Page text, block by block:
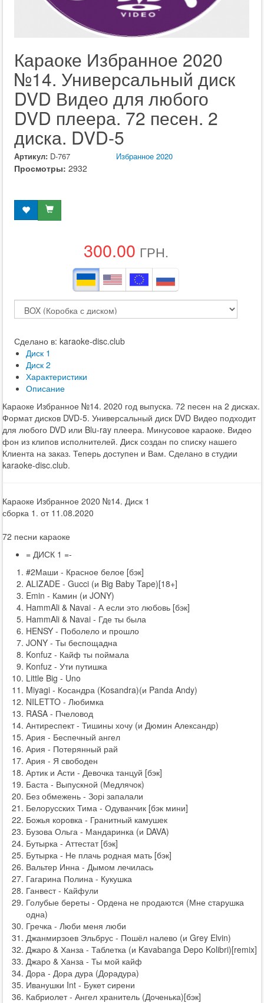
Караоке Избранное 2020
№14. Универсальный диск
DVD Видео для любого
DVD плеера. 72 песен. 2
диска. DVD-5
Артикул: D-767 Избранное 2020
Просмотры: 2932
300.00 ГРН.
Сделано в: karaoke-disc.club
Диск 1
Диск 2
Характеристики
Описание
Караоке Избранное №14. 2020 год выпуска. 72 песен на 2 дисках.
Формат дисков DVD-5. Универсальный диск DVD Видео подходит
для любого DVD или Blu-ray плеера. Минусовое караоке. Видео
фон из клипов исполнителей. Диск создан по списку нашего
Клиента на заказ. Теперь доступен и Вам. Сделано в студии
karaoke-disc.club.
Караоке Избранное 2020 №14. Диск 1
сборка 1. от 11.08.2020
72 песни караоке
= ДИСК 1 =-
#2Маши - Красное белое [бэк]
ALIZADE - Gucci (и Big Baby Tape)[18+]
Emin - Камин (и JONY)
HammAli & Navai - А если это любовь [бэк]
HammAli & Navai - Где ты была
HENSY - Поболело и прошло
JONY - Ты беспощадна
Konfuz - Кайф ты поймала
Konfuz - Ути путишка
Little Big - Uno
Miyagi - Косандра (Kosandra)(и Panda Andy)
NILETTO - Любимка
RASA - Пчеловод
Антиреспект - Тишины хочу (и Дюмин Александр)
Ария - Беспечный ангел
Ария - Потерянный рай
Ария - Я свободен
Артик и Асти - Девочка танцуй [бэк]
Баста - Выпускной (Медлячок)
Без обмежень - Зорі запалали
Белорусских Тима - Одуванчик [бэк мини]
Божья коровка - Гранитный камушек
Бузова Ольга - Мандаринка (и DAVA)
Бутырка - Аттестат [бэк]
Бутырка - Не плачь родная мать [бэк]
Вальтер Инна - Дымом лечилась
Гагарина Полина - Кукушка
Ганвест - Кайфули
Голубые береты - Ордена не продаются (Мне старушка
одна)
Гречка - Люби меня люби
Джанмирзоев Эльбрус - Пошёл налево (и Grey Elvin)
Джаро & Ханза - Таблетка (и Kavabanga Depo Kolibri)[remix]
Джаро & Ханза - Ты мой кайф
Дора - Дора дура (Дорадура)
Иванушки Int - Букет сирени
Кабриолет - Ангел хранитель (Доченька)[бэк]